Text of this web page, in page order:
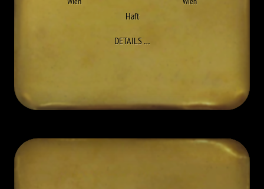
Haft
DETAILS…ZU ANTON CAPEK